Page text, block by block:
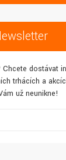
Chcete dostávat
trhácích a
už neunikne!